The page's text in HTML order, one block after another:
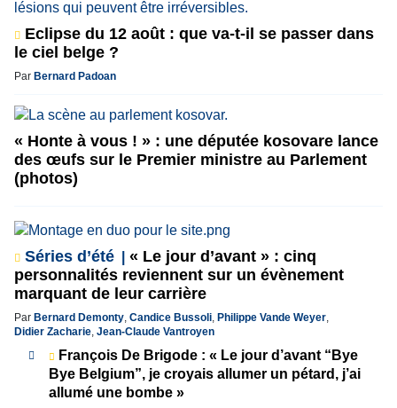
Eclipse du 12 août : que va-t-il se passer dans
le ciel belge ?
Par Bernard Padoan
« Honte à vous ! » : une députée kosovare lance
des œufs sur le Premier ministre au Parlement
(photos)
Séries d’été
« Le jour d’avant » : cinq
personnalités reviennent sur un évènement
marquant de leur carrière
Par Bernard Demonty, Candice Bussoli, Philippe Vande Weyer,
Didier Zacharie, Jean-Claude Vantroyen
François De Brigode : « Le jour d’avant “Bye
Bye Belgium”, je croyais allumer un pétard, j’ai
allumé une bombe »